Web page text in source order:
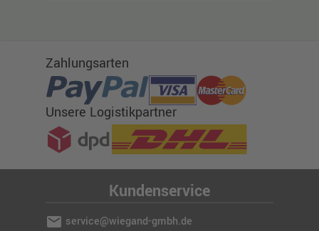
Zahlungsarten
Unsere Logistikpartner
Kundenservice
mail service@wiegand-gmbh.de